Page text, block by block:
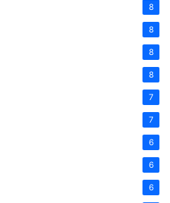
8
8
8
8
7
7
6
6
6